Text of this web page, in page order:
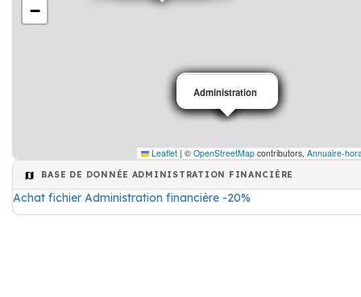
Administration
Administration
Administration
Administration
Administration
Administration
−
Leaflet | © OpenStreetMap contributors, Annuaire-
BASE DE DONNÉE ADMINISTRATION FINANCIÈRE
Achat fichier Administration financière -20%